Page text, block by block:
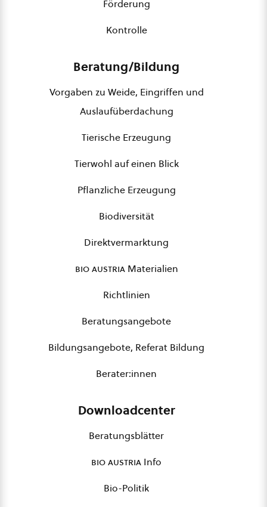
Förderung
Kontrolle
Beratung/Bildung
Vorgaben zu Weide, Eingriffen und
Auslaufüberdachung
Tierische Erzeugung
Tierwohl auf einen Blick
Pflanzliche Erzeugung
Biodiversität
Direktvermarktung
bio austriaMaterialien
Richtlinien
Beratungsangebote
Bildungsangebote, Referat Bildung
Berater:innen
Downloadcenter
Beratungsblätter
bio austria Info
Bio-Politik